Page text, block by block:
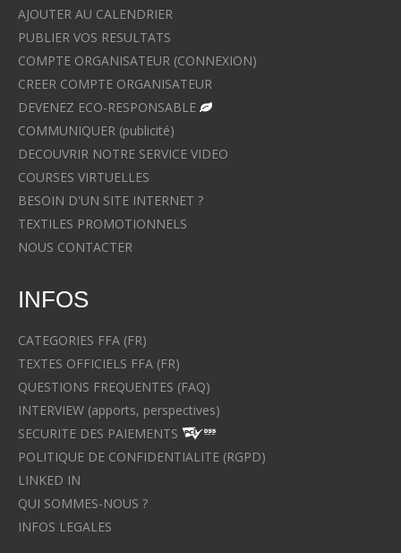
AJOUTER AU CALENDRIER
PUBLIER VOS RESULTATS
COMPTE ORGANISATEUR (CONNEXION)
CREER COMPTE ORGANISATEUR
DEVENEZ ECO-RESPONSABLE
COMMUNIQUER (publicité)
DECOUVRIR NOTRE SERVICE VIDEO
COURSES VIRTUELLES
BESOIN D'UN SITE INTERNET ?
TEXTILES PROMOTIONNELS
NOUS CONTACTER
INFOS
CATEGORIES FFA (FR)
TEXTES OFFICIELS FFA (FR)
QUESTIONS FREQUENTES (FAQ)
INTERVIEW (apports, perspectives)
SECURITE DES PAIEMENTS
POLITIQUE DE CONFIDENTIALITE (RGPD)
LINKED IN
QUI SOMMES-NOUS ?
INFOS LEGALES